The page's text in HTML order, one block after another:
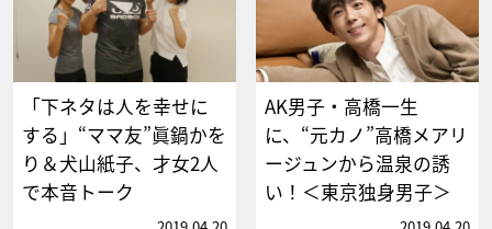
「下ネタは人を幸せに
する」“ママ友”眞鍋かを
り＆犬山紙子、才女2人
で本音トーク
AK男子・高橋一生
に、“元カノ”高橋メアリ
ージュンから温泉の誘
い！＜東京独身男子＞